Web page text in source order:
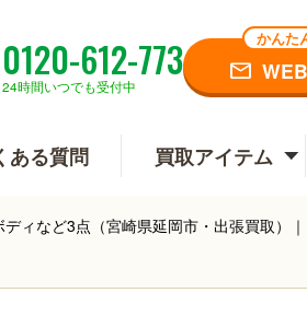
0120-612-773
24時間いつでも受付中
かんた
ある質問 買取アイテム
ィなど3点（宮崎県延岡市・出張買取）